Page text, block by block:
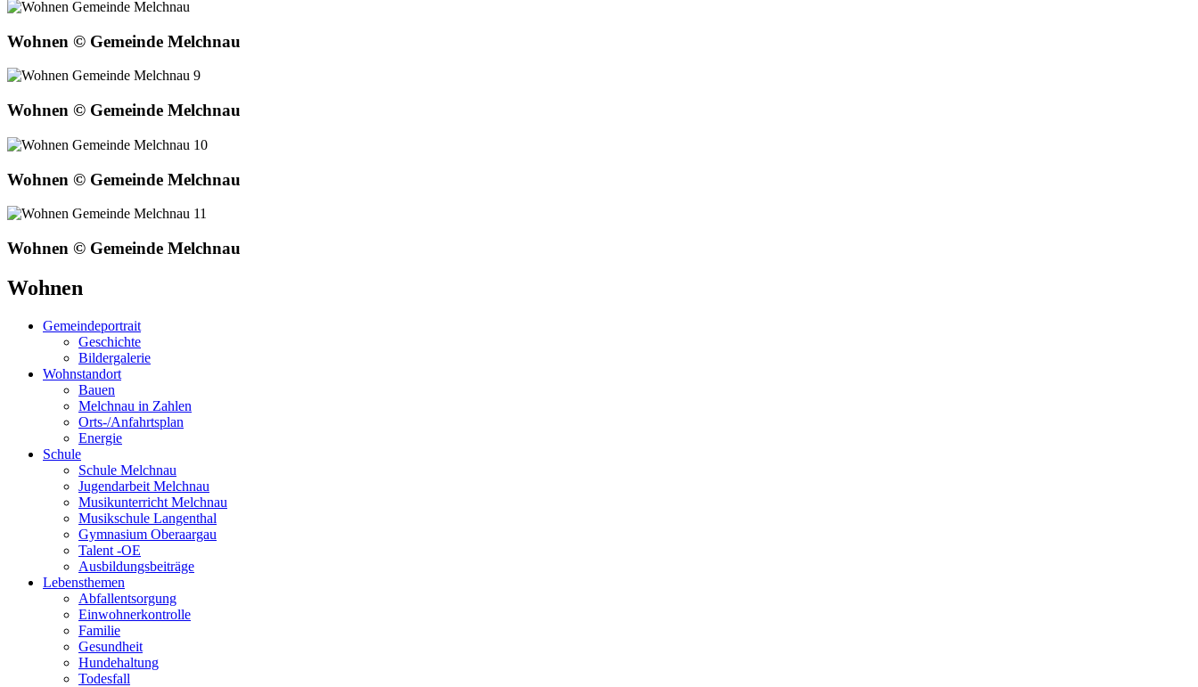
Wohnen © Gemeinde Melchnau
Wohnen © Gemeinde Melchnau
Wohnen © Gemeinde Melchnau
Wohnen © Gemeinde Melchnau
Wohnen
Gemeindeportrait
Geschichte
Bildergalerie
Wohnstandort
Bauen
Melchnau in Zahlen
Orts-/Anfahrtsplan
Energie
Schule
Schule Melchnau
Jugendarbeit Melchnau
Musikunterricht Melchnau
Musikschule Langenthal
Gymnasium Oberaargau
Talent -OE
Ausbildungsbeiträge
Lebensthemen
Abfallentsorgung
Einwohnerkontrolle
Familie
Gesundheit
Hundehaltung
Todesfall